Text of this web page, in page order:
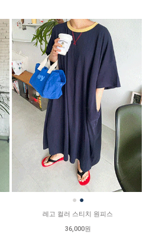
● ●
레고 컬러 스티치 원피스
36,000원